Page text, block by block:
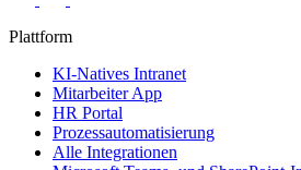
Plattform
KI-Natives Intranet
Mitarbeiter App
HR Portal
Prozessautomatisierung
Alle Integrationen